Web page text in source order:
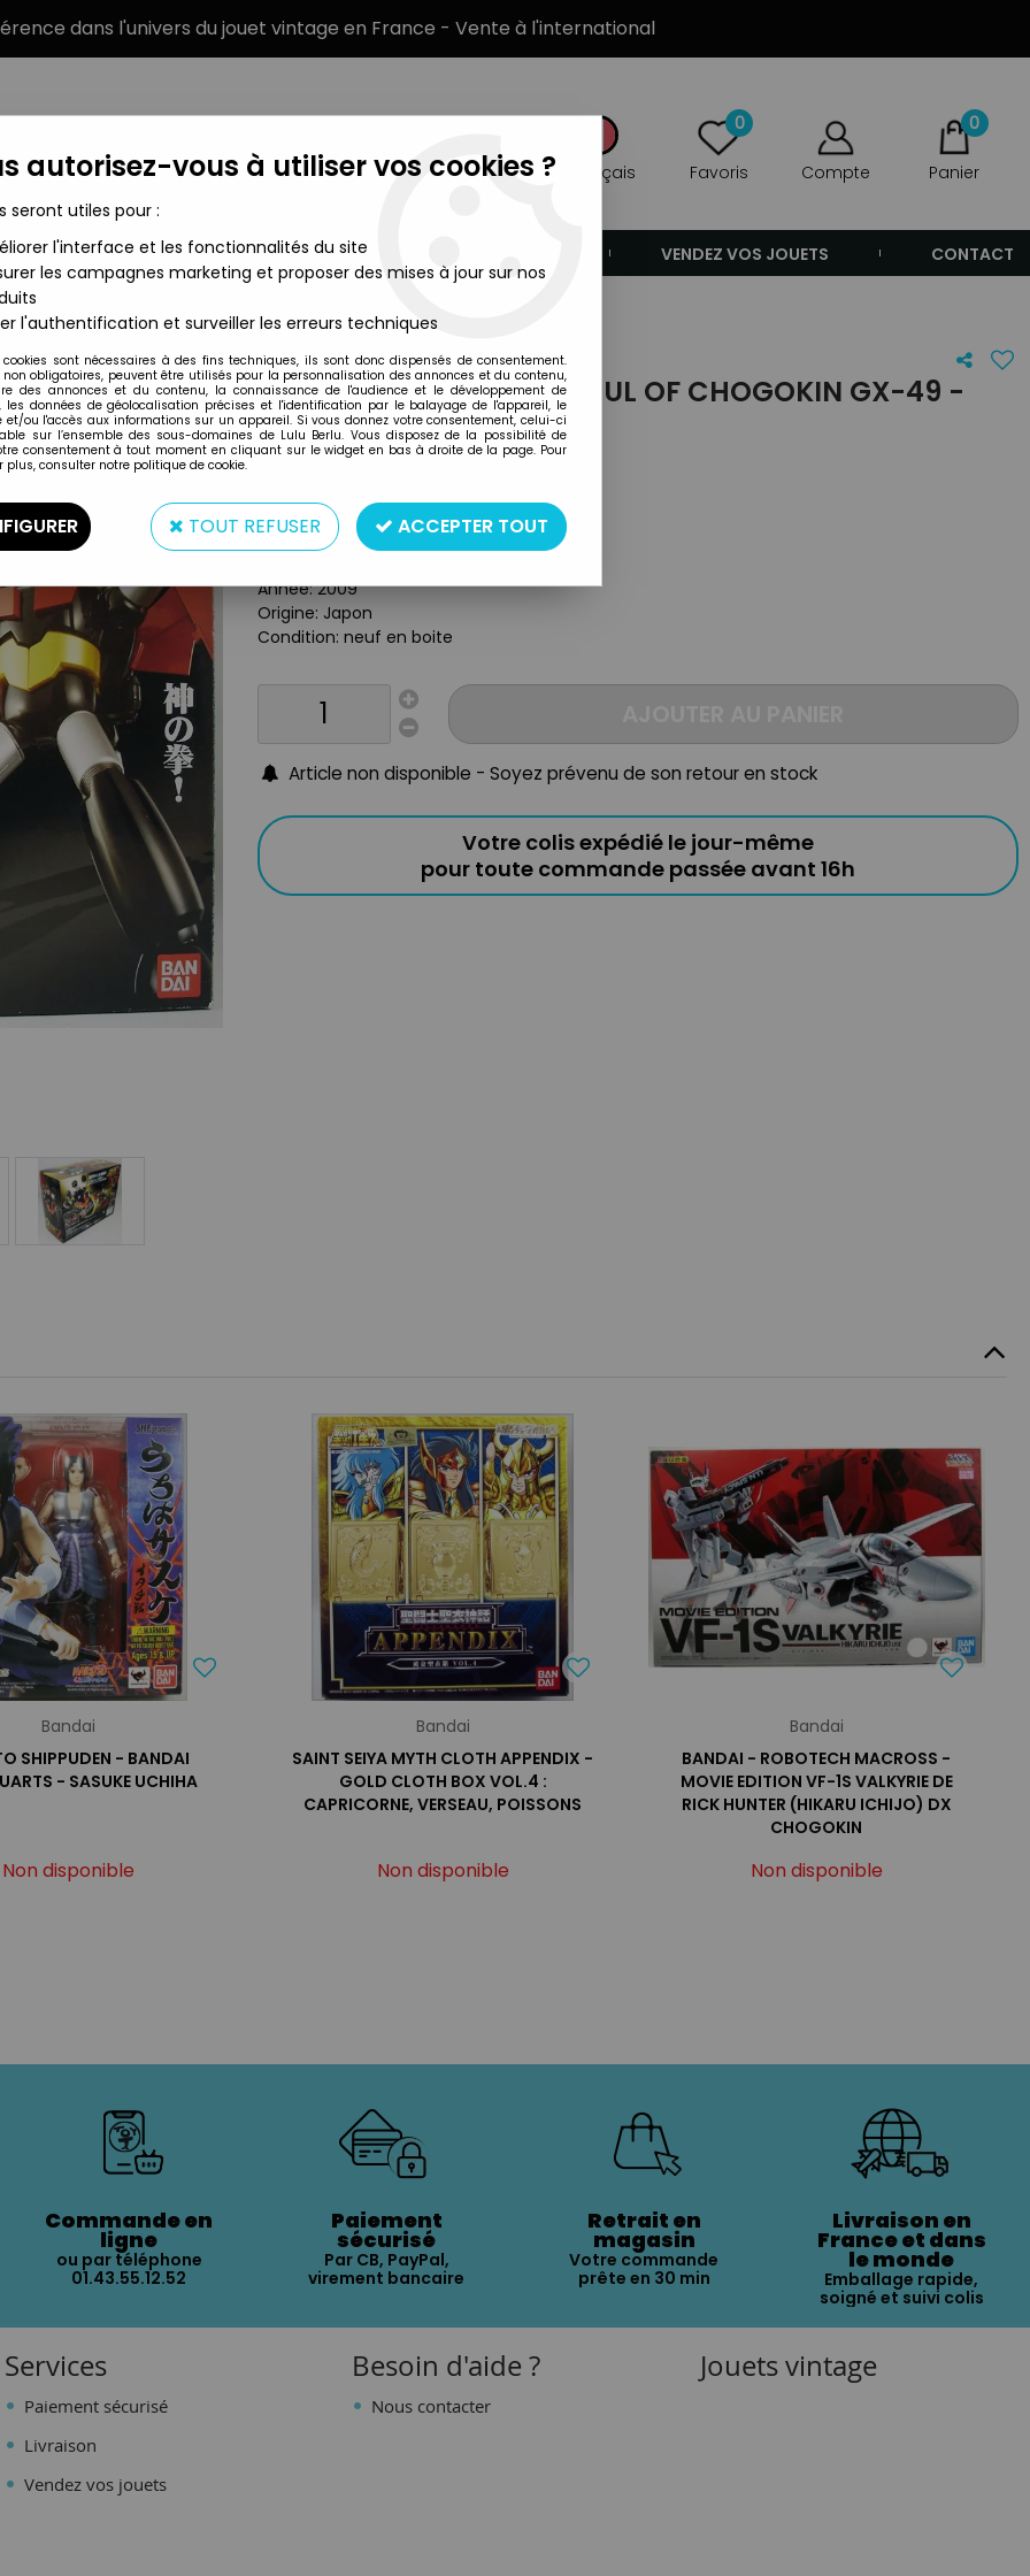
dans l'univers du jouet vintage en France - Vente à l'international
Français
0
Favoris Compte
0
Panier
MARQUES TYPE DE PRODUIT VENDEZ VOS JOUETS CONTACT
- Shin Mazinger Z
Bandai
MAZINGER Z - BANDAI SOUL OF CHOGOKIN GX-49 -
SHIN MAZINGER Z
Type: Figurine articulée
Année: 2009
Origine: Japon
Condition: neuf en boite
Article non disponible - Soyez prévenu de son retour en stock
Votre colis expédié le jour-même
pour toute commande passée avant 16h
Bandai
SHIPPUDEN - BANDAI
- SASUKE UCHIHA
Non disponible
Bandai
SAINT SEIYA MYTH CLOTH APPENDIX -
GOLD CLOTH BOX VOL.4 :
CAPRICORNE, VERSEAU, POISSONS
Non disponible
Bandai
BANDAI - ROBOTECH MACROSS -
MOVIE EDITION VF-1S VALKYRIE DE
RICK HUNTER (HIKARU ICHIJO) DX
CHOGOKIN
Non disponible
Commande en
ligne
ou par téléphone
01.43.55.12.52
Paiement
sécurisé
Par CB, PayPal,
virement bancaire
Retrait en
magasin
Votre commande
prête en 30 min
Livraison en
France et dans
le monde
Emballage rapide,
soigné et suivi colis
Services
Paiement sécurisé
Livraison
Vendez vos jouets
Besoin d'aide ?
Nous contacter
Jouets vintage
autorisez-vous à utiliser vos cookies ?
seront utiles pour :
l'interface et les fonctionnalités du site
les campagnes marketing et proposer des mises à jour sur nos
l'authentification et surveiller les erreurs techniques
cookies sont nécessaires à des fins techniques, ils sont donc dispensés de consentement.
non obligatoires, peuvent être utilisés pour la personnalisation des annonces et du contenu,
des annonces et du contenu, la connaissance de l'audience et le développement de
les données de géolocalisation précises et l'identification par le balayage de l'appareil, le
et/ou l'accès aux informations sur un appareil. Si vous donnez votre consentement, celui-ci
sur l’ensemble des sous-domaines de Lulu Berlu. Vous disposez de la possibilité de
consentement à tout moment en cliquant sur le widget en bas à droite de la page. Pour
plus, consulter notre politique de cookie.
TOUT REFUSER ACCEPTER TOUT